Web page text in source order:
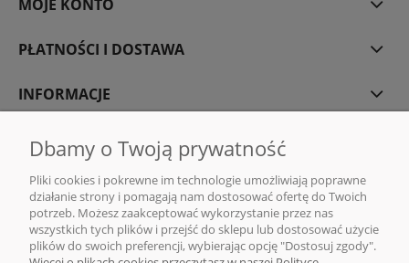
MOJE KONTO
PŁATNOŚCI I DOSTAWA
INFORMACJE
O NAS
DMG MONIKA GAWENDA | Sklep internetowy z kawą i herbatą | ul. Rajska
10, 80-850 Gdańsk |sklep@dmg-herbaty.pl|665 775 077| NIP:5832029548
Dbamy o Twoją prywatność
Pliki cookies i pokrewne im technologie umożliwiają poprawne
działanie strony i pomagają nam dostosować ofertę do Twoich
potrzeb. Możesz zaakceptować wykorzystanie przez nas
wszystkich tych plików i przejść do sklepu lub dostosować użycie
plików do swoich preferencji, wybierając opcję "Dostosuj zgody".